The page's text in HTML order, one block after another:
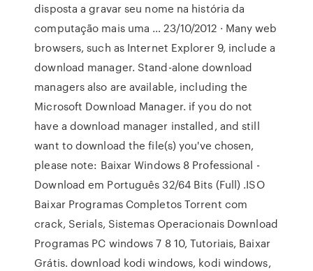
disposta a gravar seu nome na história da
computação mais uma … 23/10/2012 · Many web
browsers, such as Internet Explorer 9, include a
download manager. Stand-alone download
managers also are available, including the
Microsoft Download Manager. if you do not
have a download manager installed, and still
want to download the file(s) you've chosen,
please note: Baixar Windows 8 Professional -
Download em Português 32/64 Bits (Full) .ISO
Baixar Programas Completos Torrent com
crack, Serials, Sistemas Operacionais Download
Programas PC windows 7 8 10, Tutoriais, Baixar
Grátis. download kodi windows, kodi windows,